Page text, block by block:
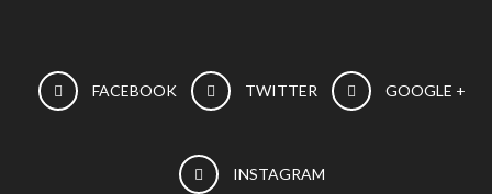
FACEBOOK TWITTER GOOGLE +
INSTAGRAM